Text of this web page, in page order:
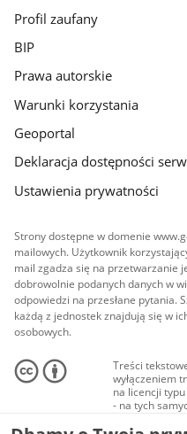
Profil zaufany
BIP
Prawa autorskie
Warunki korzystania
Geoportal
Deklaracja dostępności
Ustawienia prywatności
Strony dostępne w domenie
mailowych. Użytkownik
mail zgadza się na przetwarzanie
dobrowolnie podanych danych w
odpowiedzi na przesłane pytania.
każdą z jednostek znajdują się w
osobowych.
Treści
wyłączeniem
na licencji
- na tych
Materiały